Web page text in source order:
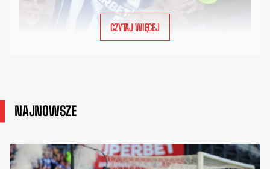
CZYTAJ WIĘCEJ
NAJNOWSZE